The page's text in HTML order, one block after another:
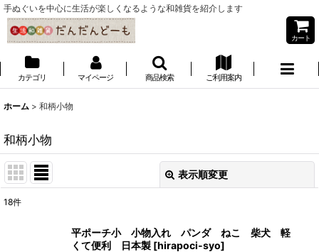
手ぬぐいを中心に生活が楽しくなるような和雑貨を紹介します
カート
カテゴリ マイページ 商品検索 ご利用案内
ホーム > 和柄小物
和柄小物
表示順変更
18件
平ポーチ小 小物入れ パンダ ねこ 柴犬 軽
くて便利 日本製 [hirapoci-syo]